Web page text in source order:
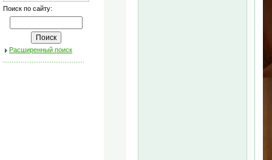
Поиск по сайту:
Расширенный поиск